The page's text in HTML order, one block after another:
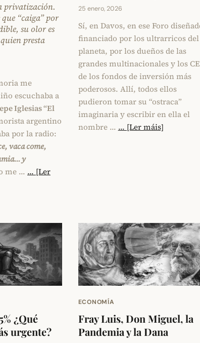
privatización.
“caiga” por
su olor es
presta
me
escuchaba a
Iglesias “El
argentino
por la radio:
vaca come,
y
me … ... [Ler
25 enero, 2026
Sí, en Davos, en ese Foro
financiado por los ultrarricos del
planeta, por los dueños de las
grandes multinacionales y los
de los fondos de inversión más
poderosos. Allí, todos ellos
pudieron tomar su “ostraca”
imaginaria y escribir en ella el
nombre … ... [Ler máis]
¿Qué
urgente?
ECONOMÍA
Fray Luis, Don Miguel, la
Pandemia y la Dana